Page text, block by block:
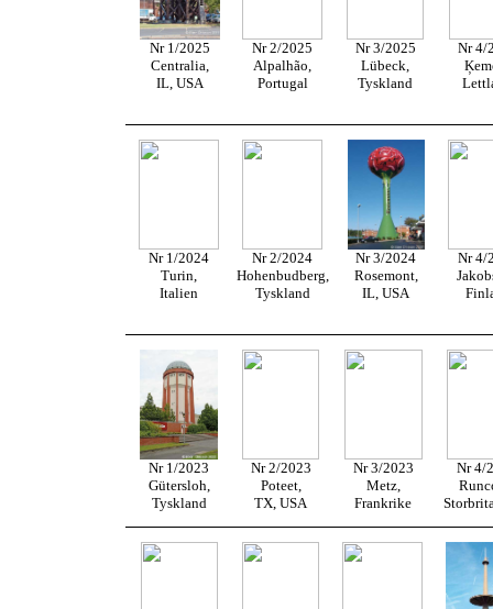
Nr 1/2025
Centralia,
IL, USA
Nr 2/2025
Alpalhão,
Portugal
Nr 3/2025
Lübeck,
Tyskland
Nr 4/
Nr 1/2024
Turin,
Italien
Nr 2/2024
Hohenbudberg,
Tyskland
Nr 3/2024
Rosemont,
IL, USA
Nr 4/
Nr 1/2023
Gütersloh,
Tyskland
Nr 2/2023
Poteet,
TX, USA
Nr 3/2023
Metz,
Frankrike
Nr 4/